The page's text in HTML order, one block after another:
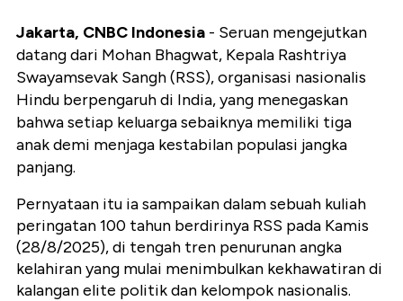
Jakarta, CNBC Indonesia - Seruan mengejutkan
datang dari Mohan Bhagwat, Kepala Rashtriya
Swayamsevak Sangh (RSS), organisasi nasionalis
Hindu berpengaruh di India, yang menegaskan
bahwa setiap keluarga sebaiknya memiliki tiga
anak demi menjaga kestabilan populasi jangka
panjang.
Pernyataan itu ia sampaikan dalam sebuah kuliah
peringatan 100 tahun berdirinya RSS pada Kamis
(28/8/2025), di tengah tren penurunan angka
kelahiran yang mulai menimbulkan kekhawatiran di
kalangan elite politik dan kelompok nasionalis.